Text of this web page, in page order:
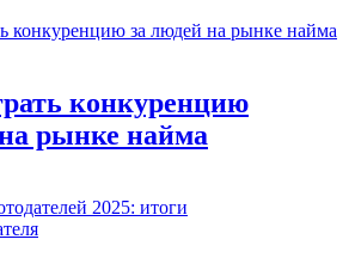
конкуренцию
рынке найма